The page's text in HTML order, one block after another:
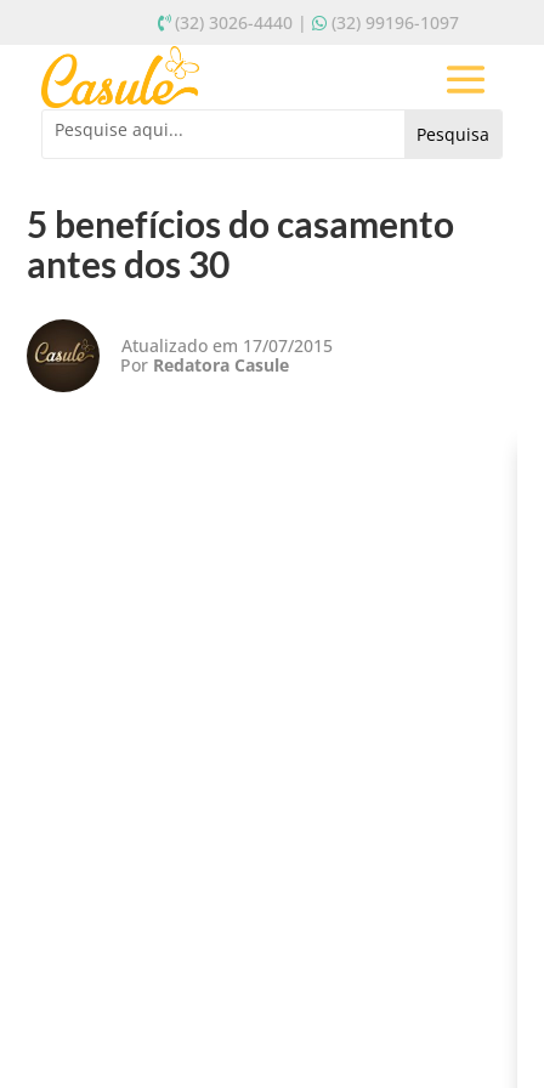
(32) 3026-4440 | (32) 99196-1097
5 benefícios do casamento
antes dos 30
Atualizado em 17/07/2015
Por Redatora Casule